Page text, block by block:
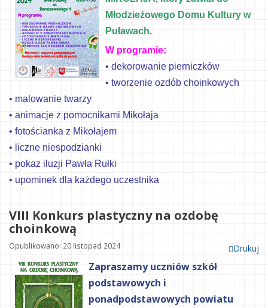
Młodzieżowego Domu Kultury w
Puławach.
W programie:
• dekorowanie pierniczków
• tworzenie ozdób choinkowych
• malowanie twarzy
• animacje z pomocnikami Mikołaja
• fotościanka z Mikołajem
• liczne niespodzianki
• pokaz iluzji Pawła Rułki
• upominek dla każdego uczestnika
VIII Konkurs plastyczny na ozdobę
choinkową
Drukuj
Opublikowano: 20 listopad 2024
Zapraszamy uczniów szkół
podstawowych i
ponadpodstawowych powiatu